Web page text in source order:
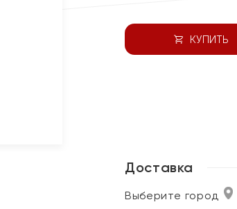
КУПИТЬ
Доставка
Выберите город